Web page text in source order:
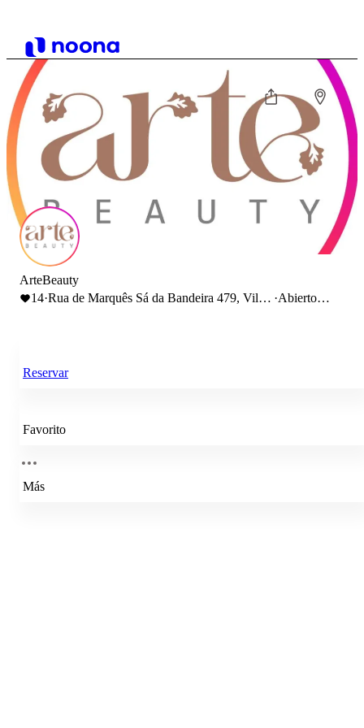
ArteBeauty
14·Rua de Marquês Sá da Bandeira 479, Vila
·Abierto
Reservar
Favorito
Más